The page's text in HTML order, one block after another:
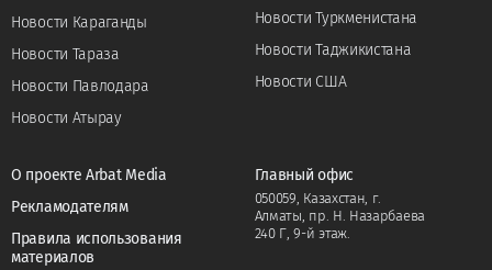
Новости Караганды
Новости Тараза
Новости Павлодара
Новости Атырау
Новости Туркменистана
Новости Таджикистана
Новости США
О проекте Arbat Media
Рекламодателям
Правила использования
материалов
Главный офис
050059, Казахстан, г.
Алматы, пр. Н. Назарбаева
240 Г, 9-й этаж.